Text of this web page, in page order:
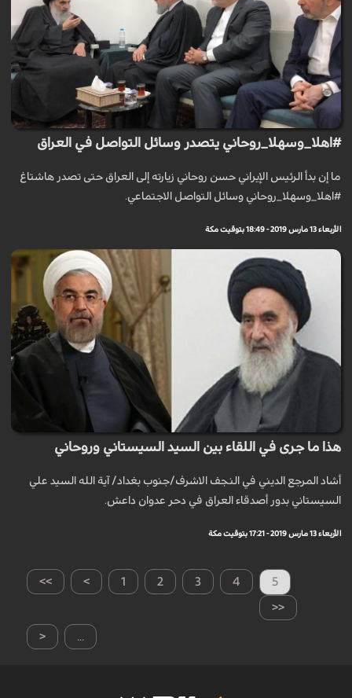
#اهلا_وسهلا_روحاني يتصدر وسائل التواصل في العراق
ما إن بدأ الرئيس الإيراني حسن روحاني زيارته إلى العراق حتى تصدر هاشتاغ
#اهلا_وسهلا_روحاني وسائل التواصل الاجتماعي.
الأربعاء 13 مارس 2019 - 18:49 بتوقيت مكة
هذا ما جرى في اللقاء بين السيد السيستاني وروحاني
أشاد المرجع الديني في النجف الاشرف/جنوب بغداد/ آية الله السيد علي
السيستاني بدور أصدقاء العراق في دحر عدوان داعش.
الأربعاء 13 مارس 2019 - 17:21 بتوقيت مكة
>> > 1 2 3 4 5
...
<
<<